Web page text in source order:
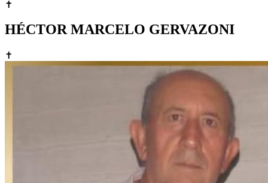
✝
HÉCTOR MARCELO GERVAZONI
✝